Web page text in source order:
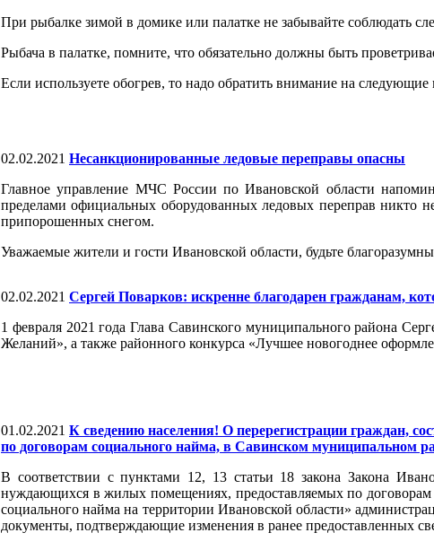
При рыбалке зимой в домике или палатке не
Рыбача в палатке, помните, что обязательно должны быть
Если используете обогрев, то надо
02.02.2021 Несанкционированные ледовые переправы опасны
Главное управление МЧС России по Ивановской области
пределами официальных оборудованных ледовых переправ никто
припорошенных снегом.
Уважаемые жители и гости Ивановской области, будьте
02.02.2021 Сергей Поварков: искренне благодарен гражданам,
1 февраля 2021 года Глава Савинского муниципального района
Желаний», а также районного конкурса «Лучшее новогоднее
01.02.2021 К сведению населения! О перерегистрации граждан,
по договорам социального найма, в Савинском муниципальном
В соответствии с пунктами 12, 13 статьи 18 закона Закона
нуждающихся в жилых помещениях, предоставляемых по
социального найма на территории Ивановской области»
документы, подтверждающие изменения в ранее предоставленных